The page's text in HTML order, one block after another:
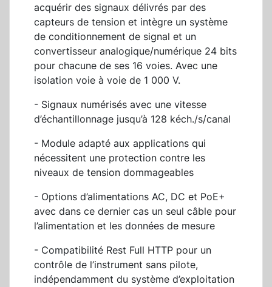
acquérir des signaux délivrés par des
capteurs de tension et intègre un système
de conditionnement de signal et un
convertisseur analogique/numérique 24 bits
pour chacune de ses 16 voies. Avec une
isolation voie à voie de 1 000 V.
- Signaux numérisés avec une vitesse
d’échantillonnage jusqu’à 128 kéch./s/canal
- Module adapté aux applications qui
nécessitent une protection contre les
niveaux de tension dommageables
- Options d’alimentations AC, DC et PoE+
avec dans ce dernier cas un seul câble pour
l’alimentation et les données de mesure
- Compatibilité Rest Full HTTP pour un
contrôle de l’instrument sans pilote,
indépendamment du système d’exploitation